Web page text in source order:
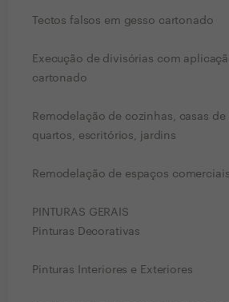
Tectos falsos em gesso cartonado
Execução de divisórias com
cartonado
Remodelação de cozinhas, casas
quartos, escritórios, jardins
Remodelação de espaços comerciais
PINTURAS GERAIS
Pinturas Decorativas
Pinturas Interiores e Exteriores